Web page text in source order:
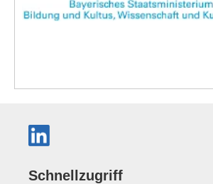
Schnellzugriff